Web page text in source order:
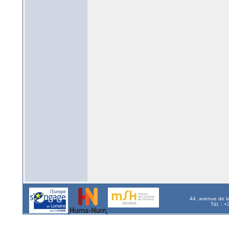
44, avenue de
Tél. :